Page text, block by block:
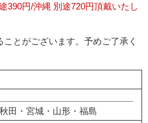
390円/沖縄 別途720円頂戴いたし
とがございます。予めご了承く
田・宮城・山形・福島